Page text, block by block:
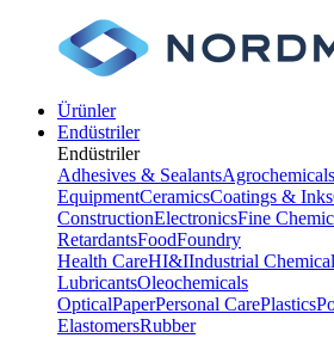
Ürünler
Endüstriler
Endüstriler
Adhesives & SealantsAgrochemicals
EquipmentCeramicsCoatings & Inks
ConstructionElectronicsFine
RetardantsFoodFoundry
Health CareHI&IIndustrial
LubricantsOleochemicals
OpticalPaperPersonal CarePlastics
ElastomersRubber